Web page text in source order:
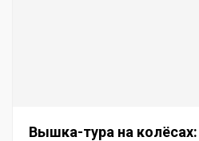
Вышка-тура на